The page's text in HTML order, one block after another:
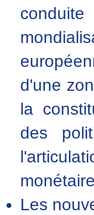
d'une
la
des
Les